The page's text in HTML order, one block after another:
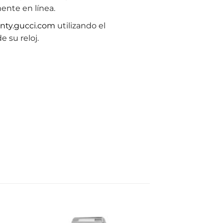
en línea.
utilizando el
su reloj.